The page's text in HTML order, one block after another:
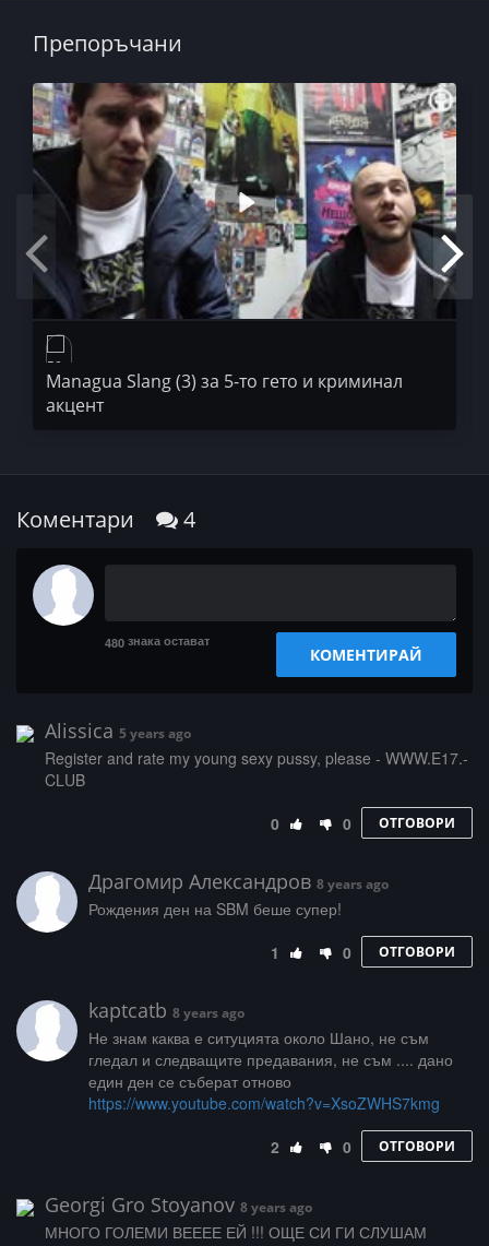
Препоръчани
50 STOTINKI
Managua Slang (3) за 5-то гето и криминал
акцент
Коментари 4
480 знака остават
КОМЕНТИРАЙ
Alissica 5 years ago
­R­­­e­g­­­i­s­­­t­­­e­­r­ ­a­­­n­d­­ ­r­­­a­­t­­e­­ ­m­­­y­ ­­y­­­o­u­­n­g­ ­­­s­­­e­x­­­y­­ ­p­­u­s­s­­­y­­,­ ­­­p­­l­e­a­­s­­­e­ ­­­-­ ­­W­W­­W­.­­E­1­7­­.­
C­L­U­B
0 0 ОТГОВОРИ
Драгомир Александров 8 years ago
Рождения ден на SBM беше супер!
1 0 ОТГОВОРИ
kaptcatb 8 years ago
Не знам каква е ситуцията около Шано, не съм
гледал и следващите предавания, не съм .... дано
един ден се съберат отново
https://www.youtube.com/watch?v=XsoZWHS7kmg
2 0 ОТГОВОРИ
Georgi Gro Stoyanov 8 years ago
МНОГО ГОЛЕМИ ВЕЕЕЕ ЕЙ !!! ОЩЕ СИ ГИ СЛУШАМ